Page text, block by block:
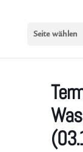
Seite wählen